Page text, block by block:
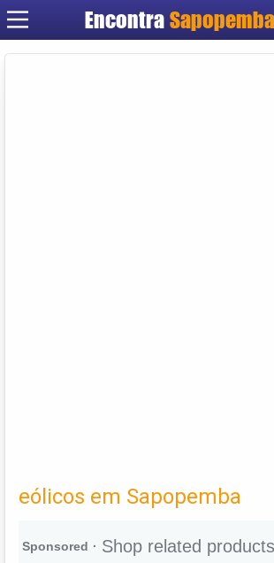
Encontra Sapopemba
Cadastrar
eólicos em Sapopemba